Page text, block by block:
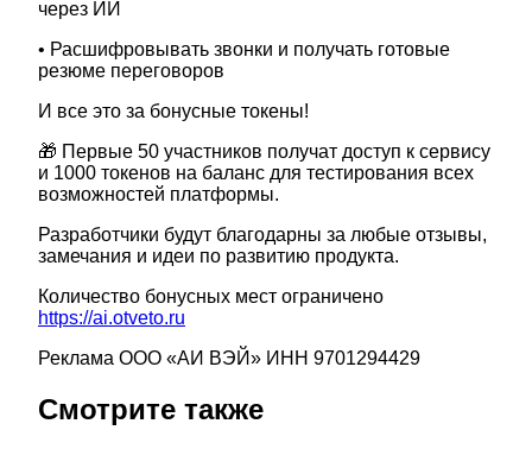
через ИИ
• Расшифровывать звонки и получать готовые
резюме переговоров
И все это за бонусные токены!
🎁 Первые 50 участников получат доступ к сервису
и 1000 токенов на баланс для тестирования всех
возможностей платформы.
Разработчики будут благодарны за любые отзывы,
замечания и идеи по развитию продукта.
Количество бонусных мест ограничено
https://ai.otveto.ru
Реклама ООО «АИ ВЭЙ» ИНН 9701294429
Смотрите также